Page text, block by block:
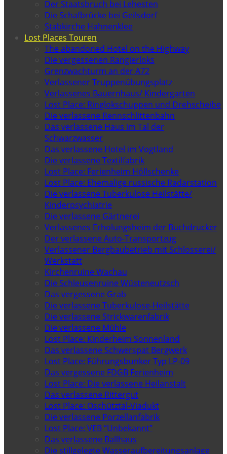
Der Staatsbruch bei Lehesten
Die Schafbrücke bei Geilsdorf
Stabkirche Hahnenklee
Lost Places Touren
The abandoned Hotel on the Highway
Die vergessenen Rangierloks
Grenzwachturm an der A72
Verlassener Truppenübungsplatz
Verlassenes Bauernhaus/ Kindergarten
Lost Place: Ringlokschuppen und Drehscheibe
Die verlassene Rennschlittenbahn
Das verlassene Haus im Tal der
Schwarzwasser
Das verlassene Hotel im Vogtland
Die verlassene Textilfabrik
Lost Place: Ferienheim Höllschenke
Lost Place: Ehemalige russische Radarstation
Die verlassene Tuberkulose Heilstätte/
Kinderpsychiatrie
Die verlassene Gärtnerei
Verlassenes Erholungsheim der Buchdrucker
Der verlassene Auto-Transportzug
Verlassener Bergbaubetrieb mit Schlosserei/
Werkstatt
Kirchenruine Wachau
Die Schleusenruine Wüsteneutzsch
Das vergessene Grab
Die verlassene Tuberkulose-Heilstätte
Die verlassene Strickwarenfabrik
Die verlassene Mühle
Lost Place: Kinderheim Sonnenland
Das verlassene Schwerspat Bergwerk
Lost Place: Führungsbunker Typ LP-09
Das vergessene FDGB Ferienheim
Lost Place: Die verlassene Heilanstalt
Das verlassene Rittergut
Lost Place: Oschütztal-Viadukt
Die verlassene Porzellanfabrik
Lost Place: VEB “Unbekannt”
Das verlassene Ballhaus
Die stillgelegte Wasseraufbereitungsanlage